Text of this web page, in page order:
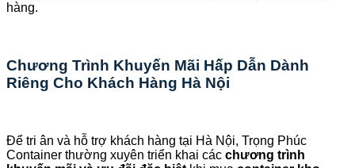
hàng.
Chương Trình Khuyến Mãi Hấp Dẫn Dành
Riêng Cho Khách Hàng Hà Nội
Để tri ân và hỗ trợ khách hàng tại Hà Nội, Trọng Phúc
Container thường xuyên triển khai các chương trình